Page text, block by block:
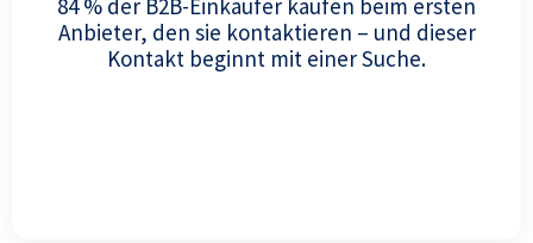
Anbieter, den sie kontaktieren – und dieser
Kontakt beginnt mit einer Suche.